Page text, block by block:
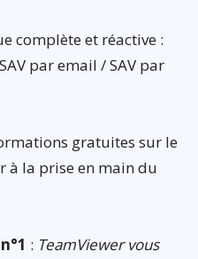
complète et réactive :
par email / SAV par
gratuites sur le
à la prise en main du
: TeamViewer vous